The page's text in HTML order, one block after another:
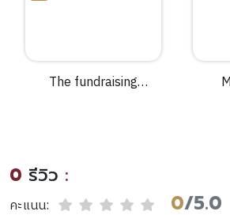
The fundraising
0 รีวิว :
คะแนน: 0/5.0